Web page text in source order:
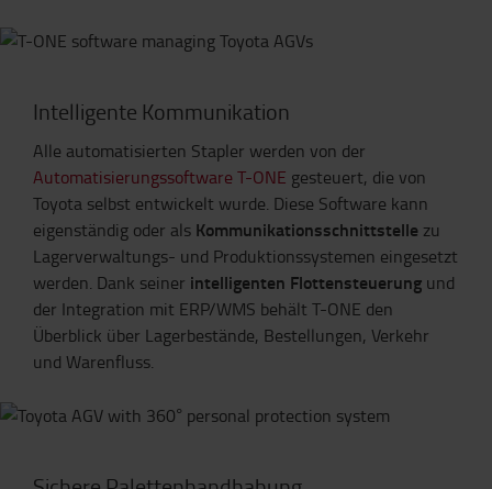
Intelligente Kommunikation
Alle automatisierten Stapler werden von der
Automatisierungssoftware T-ONE gesteuert, die von
Toyota selbst entwickelt wurde. Diese Software kann
eigenständig oder als Kommunikationsschnittstelle zu
Lagerverwaltungs- und Produktionssystemen eingesetzt
werden. Dank seiner intelligenten Flottensteuerung und
der Integration mit ERP/WMS behält T-ONE den
Überblick über Lagerbestände, Bestellungen, Verkehr
und Warenfluss.